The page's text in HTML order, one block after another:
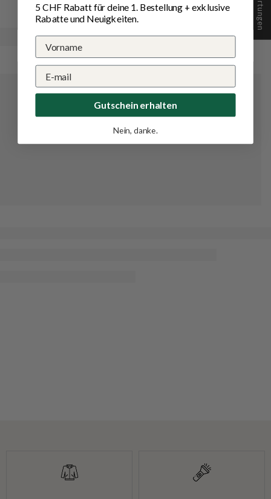
5 CHF Rabatt für deine 1. Bestellung+ exklusive
Rabatte und Neuigkeiten.
Gutschein erhalten
Nein, danke.